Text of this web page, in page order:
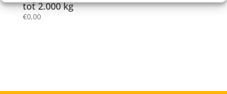
tot 2.000 kg
€0,00